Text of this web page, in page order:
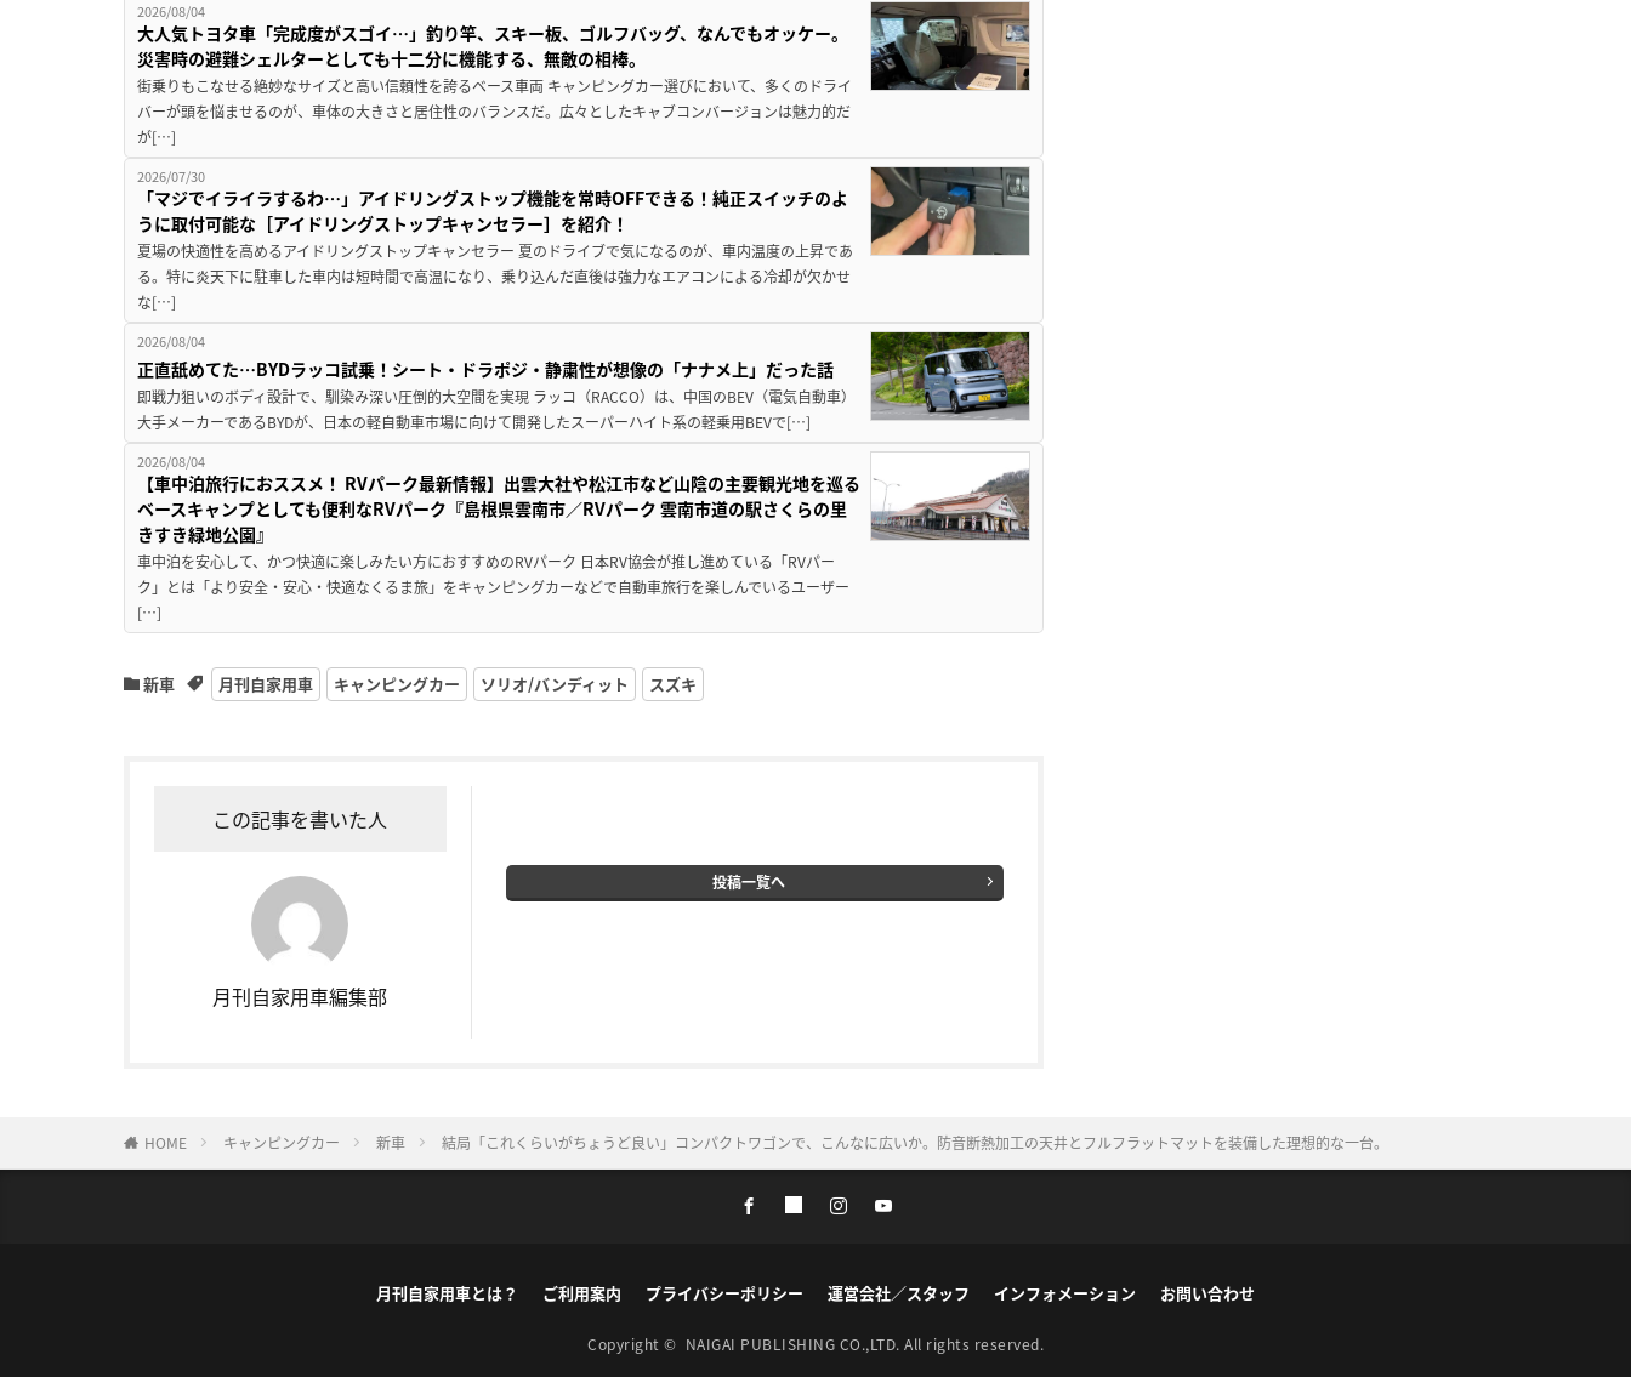
2026/08/04
大人気トヨタ車「完成度がスゴイ…」釣り竿、スキー板、ゴルフバッグ、なんでもオッケー。
災害時の避難シェルターとしても十二分に機能する、無敵の相棒。
街乗りもこなせる絶妙なサイズと高い信頼性を誇るベース車両 キャンピングカー選びにおいて、多くのドライ
バーが頭を悩ませるのが、車体の大きさと居住性のバランスだ。広々としたキャブコンバージョンは魅力的だ
が[…]
2026/07/30
「マジでイライラするわ…」アイドリングストップ機能を常時OFFできる！純正スイッチのよ
うに取付可能な［アイドリングストップキャンセラー］を紹介！
夏場の快適性を高めるアイドリングストップキャンセラー 夏のドライブで気になるのが、車内温度の上昇であ
る。特に炎天下に駐車した車内は短時間で高温になり、乗り込んだ直後は強力なエアコンによる冷却が欠かせ
な[…]
2026/08/04
正直舐めてた…BYDラッコ試乗！シート・ドラポジ・静粛性が想像の「ナナメ上」だった話
即戦力狙いのボディ設計で、馴染み深い圧倒的大空間を実現 ラッコ（RACCO）は、中国のBEV（電気自動車）
大手メーカーであるBYDが、日本の軽自動車市場に向けて開発したスーパーハイト系の軽乗用BEVで[…]
2026/08/04
【車中泊旅行におススメ！ RVパーク最新情報】出雲大社や松江市など山陰の主要観光地を巡る
ベースキャンプとしても便利なRVパーク『島根県雲南市／RVパーク 雲南市道の駅さくらの里
きすき緑地公園』
車中泊を安心して、かつ快適に楽しみたい方におすすめのRVパーク 日本RV協会が推し進めている「RVパー
ク」とは「より安全・安心・快適なくるま旅」をキャンピングカーなどで自動車旅行を楽しんでいるユーザー
[…]
新車 月刊自家用車 キャンピングカー ソリオ/バンディット スズキ
この記事を書いた人
月刊自家用車編集部
投稿一覧へ
HOME キャンピングカー 新車 結局「これくらいがちょうど良い」コンパクトワゴンで、こんなに広いか。防音断熱加工の天井とフルフラットマットを装備した理想的な一台。
月刊自家用車とは？ ご利用案内 プライバシーポリシー 運営会社／スタッフ インフォメーション お問い合わせ
Copyright © NAIGAI PUBLISHING CO.,LTD. All rights reserved.